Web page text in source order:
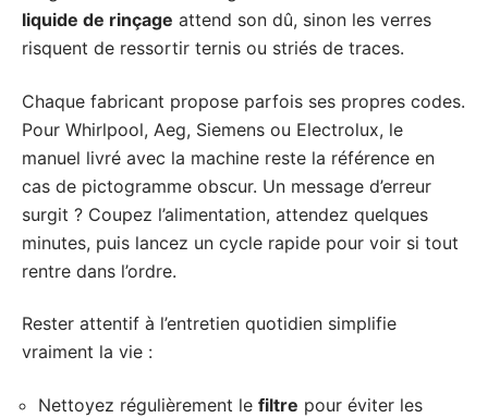
liquide de rinçage attend son dû, sinon les verres
risquent de ressortir ternis ou striés de traces.
Chaque fabricant propose parfois ses propres codes.
Pour Whirlpool, Aeg, Siemens ou Electrolux, le
manuel livré avec la machine reste la référence en
cas de pictogramme obscur. Un message d’erreur
surgit ? Coupez l’alimentation, attendez quelques
minutes, puis lancez un cycle rapide pour voir si tout
rentre dans l’ordre.
Rester attentif à l’entretien quotidien simplifie
vraiment la vie :
Nettoyez régulièrement le filtre pour éviter les